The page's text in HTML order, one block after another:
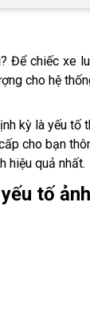
Để chiếc xe
cho hệ
kỳ là yếu
cho bạn
hiệu quả nhất.
tố